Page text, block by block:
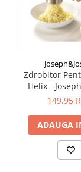
Zdrobitor
Helix -
149,95
ADAUGA